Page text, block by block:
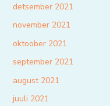
detsember 2021
november 2021
oktoober 2021
september 2021
august 2021
juuli 2021